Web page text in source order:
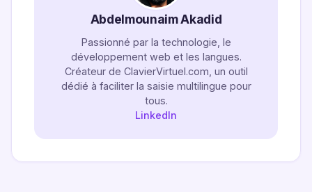
Abdelmounaim Akadid
Passionné par la technologie, le
développement web et les langues.
Créateur de ClavierVirtuel.com, un outil
dédié à faciliter la saisie multilingue pour
tous.
LinkedIn